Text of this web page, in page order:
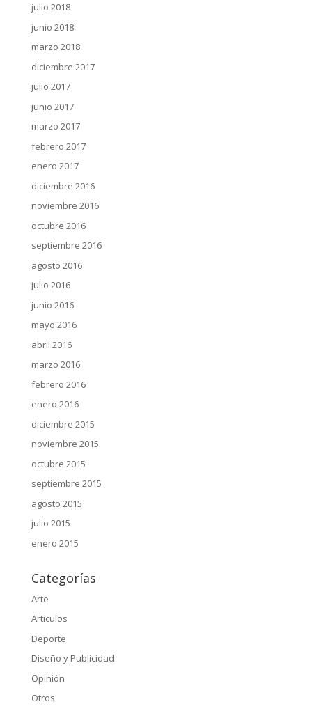
julio 2018
junio 2018
marzo 2018
diciembre 2017
julio 2017
junio 2017
marzo 2017
febrero 2017
enero 2017
diciembre 2016
noviembre 2016
octubre 2016
septiembre 2016
agosto 2016
julio 2016
junio 2016
mayo 2016
abril 2016
marzo 2016
febrero 2016
enero 2016
diciembre 2015
noviembre 2015
octubre 2015
septiembre 2015
agosto 2015
julio 2015
enero 2015
Categorías
Arte
Articulos
Deporte
Diseño y Publicidad
Opinión
Otros